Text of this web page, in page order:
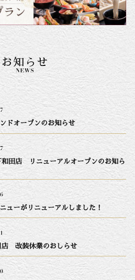
お知らせ
NEWS
オープンのお知らせ
和田店 リニューアルオープンのお知ら
ューがリニューアルしました！
店 改装休業のおしらせ